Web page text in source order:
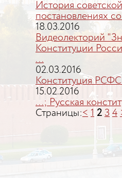
История
постановлениях
18.03.2016
Видеолекторий
Конституции
...
02.03.2016
Конституция
15.02.2016
...; Русская
Страницы:< 1 2 3 4